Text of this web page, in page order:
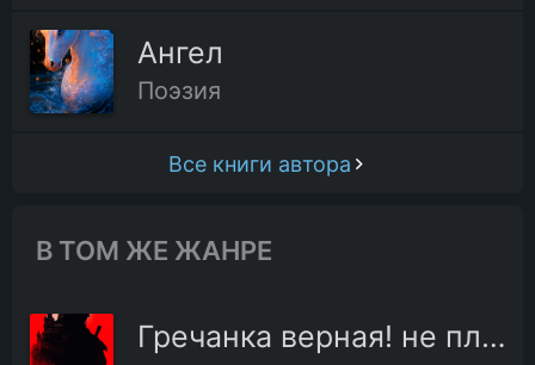
Ангел
Поэзия
Все книги автора
В ТОМ ЖЕ ЖАНРЕ
Гречанка верная! не плачь...